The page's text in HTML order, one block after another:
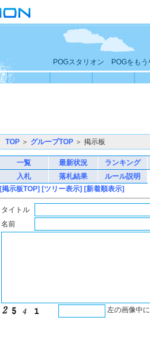
POGスタリオン POGをもう
TOP ＞ グループTOP ＞ 掲示板
一覧 最新状況
ランキング
入札
落札結果
ルール説明
[掲示板TOP] [ツリー表示] [新着順表示]
タイトル
名前
左の画像中